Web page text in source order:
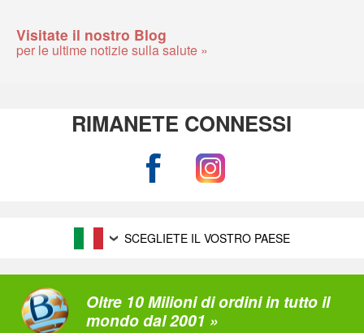
Visitate il nostro Blog
per le ultime notizie sulla salute »
RIMANETE CONNESSI
SCEGLIETE IL VOSTRO PAESE
Oltre 10 Milioni di ordini in tutto il
mondo dal 2001 »